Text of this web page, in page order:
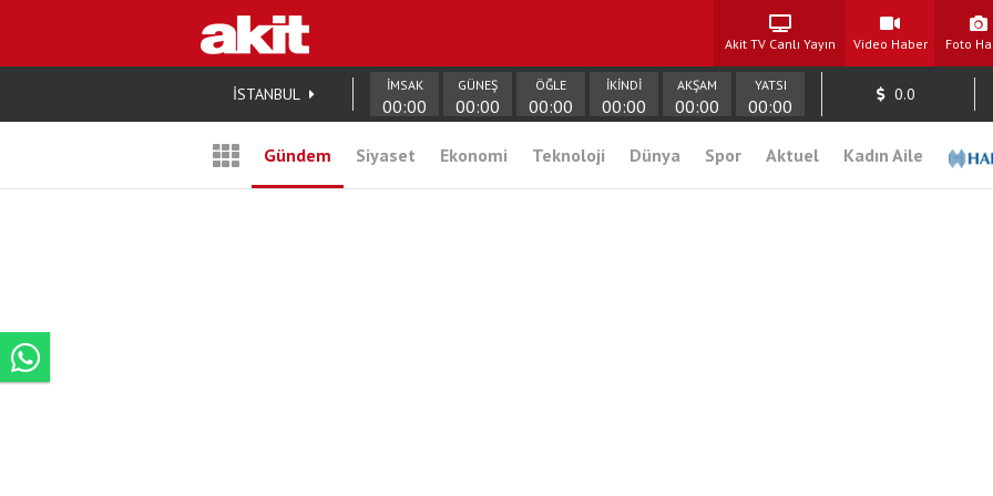
Akit TV Canlı Yayın Video Haber Foto
İSTANBUL İMSAK
00:00
GÜNEŞ
00:00
ÖĞLE
00:00
İKİNDİ
00:00
AKŞAM
00:00
YATSI
00:00
0.0
Gündem Siyaset Ekonomi Teknoloji Dünya Spor Aktuel Kadın Aile